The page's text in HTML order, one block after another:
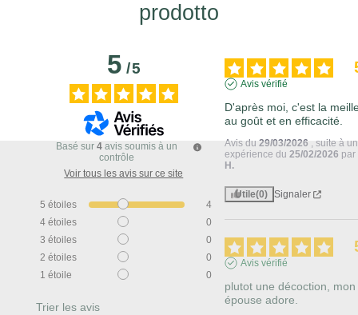
prodotto
5/5
Basé sur 4 avis soumis à un
contrôle
Voir tous les avis sur ce site
5 étoiles
4
4 étoiles
0
3 étoiles
0
2 étoiles
0
1 étoile 0
Trier les avis
Avis vérifié
D'après moi, c'est la
au goût et en efficacité.
Avis du29/03/2026 , suite à
expérience du25/02/2026 par
H.
Utile(0) Signaler
Avis vérifié
plutot une décoction, mon
épouse adore.